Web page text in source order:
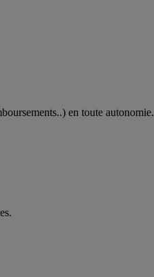
en toute autonomie.